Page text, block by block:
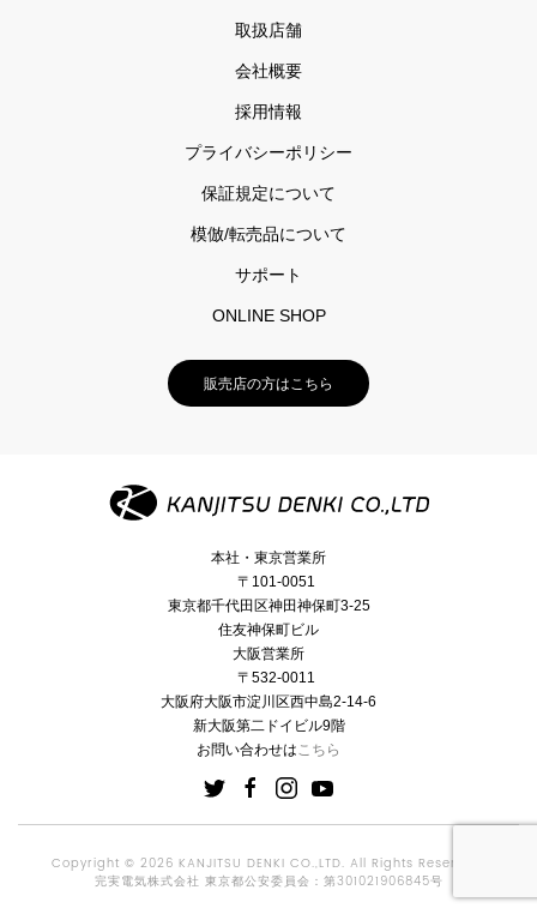
取扱店舗
会社概要
採用情報
プライバシーポリシー
保証規定について
模倣/転売品について
サポート
ONLINE SHOP
販売店の方はこちら
本社・東京営業所
〒101-0051
東京都千代田区神田神保町3-25
住友神保町ビル
大阪営業所
〒532-0011
大阪府大阪市淀川区西中島2-14-6
新大阪第二ドイビル9階
お問い合わせはこちら
Copyright © 2026 KANJITSU DENKI CO.,LTD. All Rights Reserved.
完実電気株式会社 東京都公安委員会：第301021906845号